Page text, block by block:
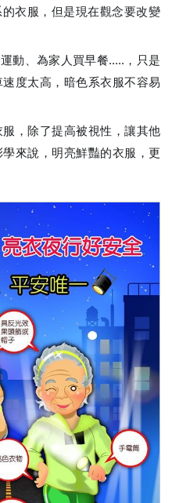
衣服，但是現在觀念要改變
動、為家人買早餐.....，只是
度太高，暗色系衣服不容易
，除了提高被視性，讓其他
來說，明亮鮮豔的衣服，更